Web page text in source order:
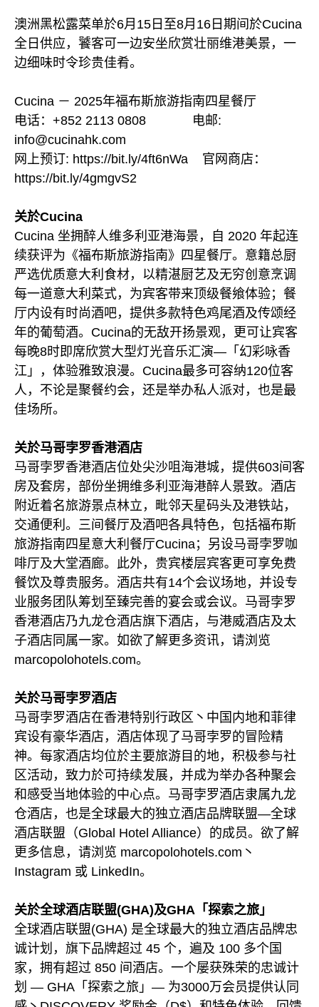
澳洲黑松露菜单於6月15日至8月16日期间於Cucina
全日供应，饕客可一边安坐欣赏壮丽维港美景，一
边细味时令珍贵佳肴。
Cucina － 2025年福布斯旅游指南四星餐厅
电话：+852 2113 0808 电邮:
info@cucinahk.com
网上预订: https://bit.ly/4ft6nWa 官网商店：
https://bit.ly/4gmgvS2
关於Cucina
Cucina 坐拥醉人维多利亚港海景，自 2020 年起连
续获评为《福布斯旅游指南》四星餐厅。意籍总厨
严选优质意大利食材，以精湛厨艺及无穷创意烹调
每一道意大利菜式，为宾客带来顶级餐飨体验；餐
厅内设有时尚酒吧，提供多款特色鸡尾酒及传颂经
年的葡萄酒。Cucina的无敌开扬景观，更可让宾客
每晚8时即席欣赏大型灯光音乐汇演—「幻彩咏香
江」，体验雅致浪漫。Cucina最多可容纳120位客
人，不论是聚餐约会，还是举办私人派对，也是最
佳场所。
关於马哥孛罗香港酒店
马哥孛罗香港酒店位处尖沙咀海港城，提供603间客
房及套房，部份坐拥维多利亚海港醉人景致。酒店
附近着名旅游景点林立，毗邻天星码头及港铁站，
交通便利。三间餐厅及酒吧各具特色，包括福布斯
旅游指南四星意大利餐厅Cucina；另设马哥孛罗咖
啡厅及大堂酒廊。此外，贵宾楼层宾客更可享免费
餐饮及尊贵服务。酒店共有14个会议场地，并设专
业服务团队筹划至臻完善的宴会或会议。马哥孛罗
香港酒店乃九龙仓酒店旗下酒店，与港威酒店及太
子酒店同属一家。如欲了解更多资讯，请浏览
marcopolohotels.com。
关於马哥孛罗酒店
马哥孛罗酒店在香港特别行政区丶中国内地和菲律
宾设有豪华酒店，酒店体现了马哥孛罗的冒险精
神。每家酒店均位於主要旅游目的地，积极参与社
区活动，致力於可持续发展，并成为举办各种聚会
和感受当地体验的中心点。马哥孛罗酒店隶属九龙
仓酒店，也是全球最大的独立酒店品牌联盟—全球
酒店联盟（Global Hotel Alliance）的成员。欲了解
更多信息，请浏览 marcopolohotels.com丶
Instagram 或 LinkedIn。
关於全球酒店联盟(GHA)及GHA「探索之旅」
全球酒店联盟(GHA) 是全球最大的独立酒店品牌忠
诚计划，旗下品牌超过 45 个，遍及 100 多个国
家，拥有超过 850 间酒店。一个屡获殊荣的忠诚计
划 — GHA「探索之旅」— 为3000万会员提供认同